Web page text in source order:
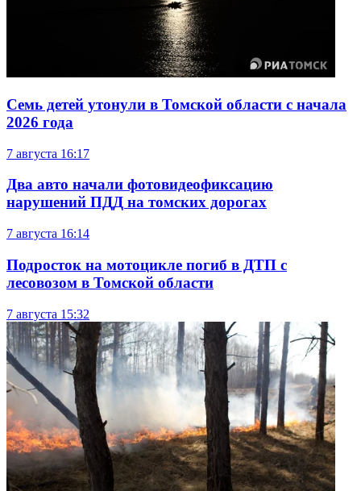
Семь детей утонули в Томской области с начала
2026 года
7 августа 16:17
Два авто начали фотовидеофиксацию
нарушений ПДД на томских дорогах
7 августа 16:14
Подросток на мотоцикле погиб в ДТП с
лесовозом в Томской области
7 августа 15:32